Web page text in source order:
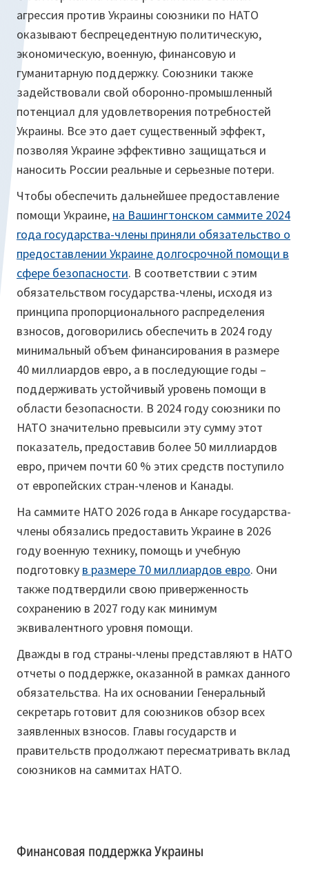
агрессия против Украины союзники по НАТО
оказывают беспрецедентную политическую,
экономическую, военную, финансовую и
гуманитарную поддержку. Союзники также
задействовали свой оборонно-промышленный
потенциал для удовлетворения потребностей
Украины. Все это дает существенный эффект,
позволяя Украине эффективно защищаться и
наносить России реальные и серьезные потери.
Чтобы обеспечить дальнейшее предоставление
помощи Украине, на Вашингтонском саммите 2024
года государства-члены приняли обязательство о
предоставлении Украине долгосрочной помощи в
сфере безопасности. В соответствии с этим
обязательством государства-члены, исходя из
принципа пропорционального распределения
взносов, договорились обеспечить в 2024 году
минимальный объем финансирования в размере
40 миллиардов евро, а в последующие годы –
поддерживать устойчивый уровень помощи в
области безопасности. В 2024 году союзники по
НАТО значительно превысили эту сумму этот
показатель, предоставив более 50 миллиардов
евро, причем почти 60 % этих средств поступило
от европейских стран-членов и Канады.
На саммите НАТО 2026 года в Анкаре государства-
члены обязались предоставить Украине в 2026
году военную технику, помощь и учебную
подготовку в размере 70 миллиардов евро. Они
также подтвердили свою приверженность
сохранению в 2027 году как минимум
эквивалентного уровня помощи.
Дважды в год страны-члены представляют в НАТО
отчеты о поддержке, оказанной в рамках данного
обязательства. На их основании Генеральный
секретарь готовит для союзников обзор всех
заявленных взносов. Главы государств и
правительств продолжают пересматривать вклад
союзников на саммитах НАТО.
Финансовая поддержка Украины